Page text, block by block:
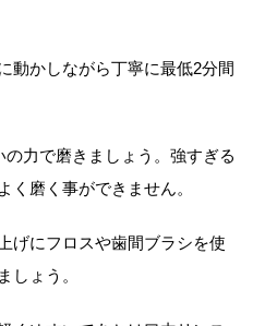
動かしながら丁寧に最低2分間
力で磨きましょう。強すぎる
く磨く事ができません。
げにフロスや歯間ブラシを使
しょう。